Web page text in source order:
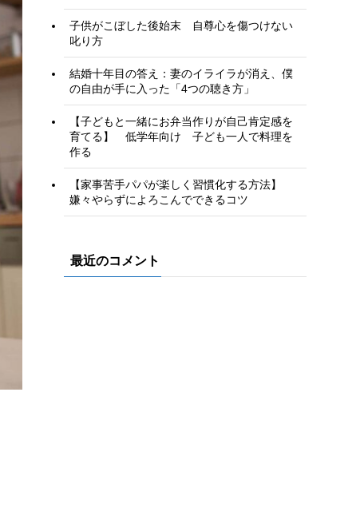
子供がこぼした後始末 自尊心を傷つけない
叱り方
結婚十年目の答え：妻のイライラが消え、僕
の自由が手に入った「4つの聴き方」
【子どもと一緒にお弁当作りが自己肯定感を
育てる】 低学年向け 子ども一人で料理を
作る
【家事苦手パパが楽しく習慣化する方法】
嫌々やらずによろこんでできるコツ
最近のコメント